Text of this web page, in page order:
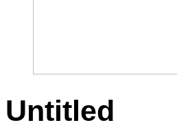
Untitled